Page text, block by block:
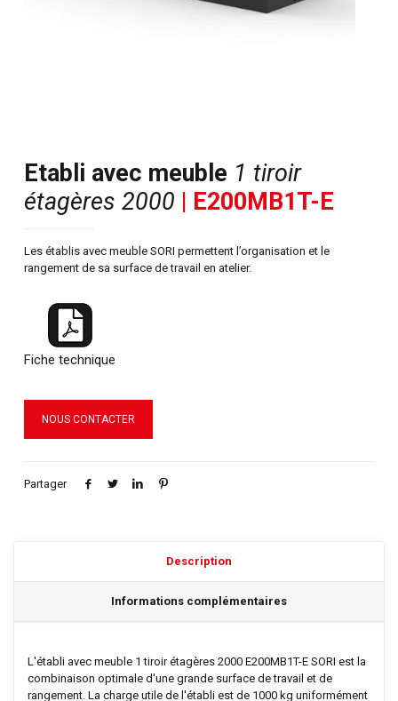
Etabli avec meuble 1 tiroir
étagères 2000 | E200MB1T-E
Les établis avec meuble SORI permettent l’organisation et le
rangement de sa surface de travail en atelier.
Fiche technique
NOUS CONTACTER
Partager
Description
Informations complémentaires
L'établi avec meuble 1 tiroir étagères 2000 E200MB1T-E SORI est la
combinaison optimale d'une grande surface de travail et de
rangement. La charge utile de l'établi est de 1000 kg uniformément